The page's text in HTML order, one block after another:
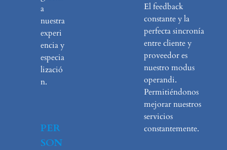
a
nuestra
experi
encia y
especia
lizació
n.
PER
SON
El feedback
constante y la
perfecta sincronía
entre cliente y
proveedor es
nuestro modus
operandi.
Permitiéndonos
mejorar nuestros
servicios
constantemente.